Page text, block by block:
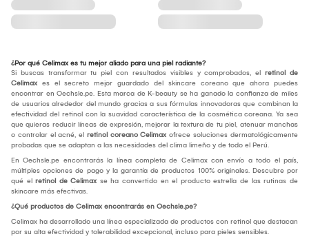
¿Por qué Celimax es tu mejor aliado para una piel radiante?
Si buscas transformar tu piel con resultados visibles y comprobados, el retinol de
Celimax es el secreto mejor guardado del skincare coreano que ahora puedes
encontrar en Oechsle.pe. Esta marca de K-beauty se ha ganado la confianza de miles
de usuarios alrededor del mundo gracias a sus fórmulas innovadoras que combinan la
efectividad del retinol con la suavidad característica de la cosmética coreana. Ya sea
que quieras reducir líneas de expresión, mejorar la textura de tu piel, atenuar manchas
o controlar el acné, el retinol coreano Celimax ofrece soluciones dermatológicamente
probadas que se adaptan a las necesidades del clima limeño y de todo el Perú.
En Oechsle.pe encontrarás la línea completa de Celimax con envío a todo el país,
múltiples opciones de pago y la garantía de productos 100% originales. Descubre por
qué el retinol de Celimax se ha convertido en el producto estrella de las rutinas de
skincare más efectivas.
¿Qué productos de Celimax encontrarás en Oechsle.pe?
Celimax ha desarrollado una línea especializada de productos con retinol que destacan
por su alta efectividad y tolerabilidad excepcional, incluso para pieles sensibles.